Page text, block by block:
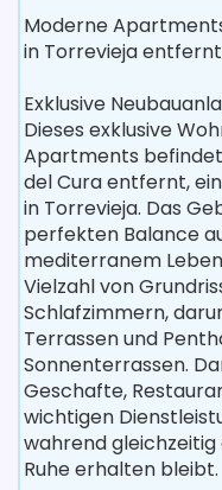
Moderne
in Torrevieja entfernt
Exklusive
Dieses exklusive
Apartments
del Cura entfernt,
in Torrevieja. Das
perfekten Balance
mediterranem
Vielzahl von
Schlafzimmern,
Terrassen und
Sonnenterrassen.
Geschafte,
wichtigen
wahrend
Ruhe erhalten bleibt.